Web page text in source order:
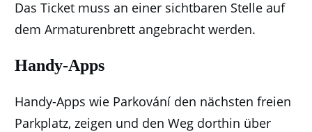
Das Ticket muss an einer sichtbaren Stelle auf
dem Armaturenbrett angebracht werden.
Handy-Apps
Handy-Apps wie Parkování den nächsten freien
Parkplatz, zeigen und den Weg dorthin über